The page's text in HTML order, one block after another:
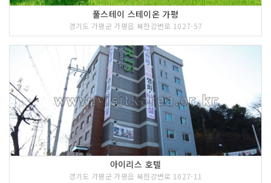
풀스테이 스테이온 가평
경기도 가평군 가평읍 북한강변로 1027-57
아이리스 호텔
경기도 가평군 가평읍 북한강변로 1027-11